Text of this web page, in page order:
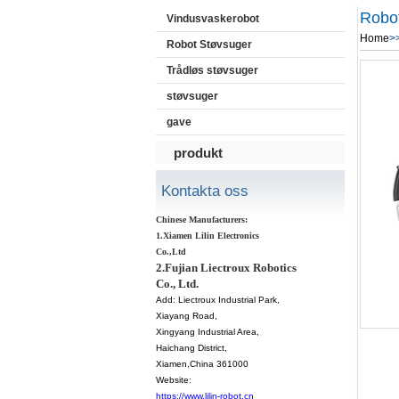
Vindusvaskerobot
Robot Støvsuger
Trådløs støvsuger
støvsuger
gave
produkt
Kontakta oss
Chinese Manufacturers:
1.Xiamen Lilin Electronics
Co.,Ltd
2.Fujian Liectroux Robotics
Co., Ltd.
Add: Liectroux Industrial Park,
Xiayang Road,
Xingyang Industrial Area,
Haichang District,
Xiamen ,China 361000
Website:
https://www.lilin-robot.cn
Home